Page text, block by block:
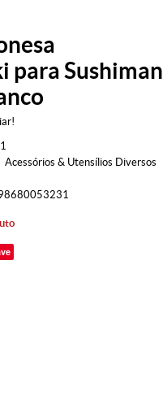
para Sushiman
Acessórios & Utensílios Diversos